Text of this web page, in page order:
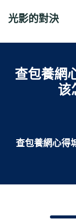
光影的對決
查包養網
该
查包養網心得